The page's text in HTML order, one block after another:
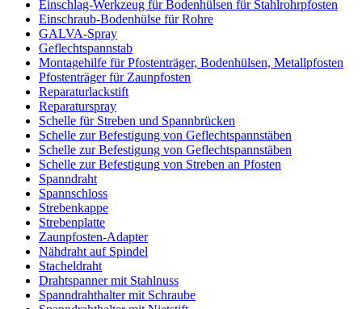
Einschlag-Werkzeug für Bodenhülsen für Stahlrohrpfosten
Einschraub-Bodenhülse für Rohre
GALVA-Spray
Geflechtspannstab
Montagehilfe für Pfostenträger, Bodenhülsen, Metallpfosten
Pfostenträger für Zaunpfosten
Reparaturlackstift
Reparaturspray
Schelle für Streben und Spannbrücken
Schelle zur Befestigung von Geflechtspannstäben
Schelle zur Befestigung von Geflechtspannstäben
Schelle zur Befestigung von Streben an Pfosten
Spanndraht
Spannschloss
Strebenkappe
Strebenplatte
Zaunpfosten-Adapter
Nähdraht auf Spindel
Stacheldraht
Drahtspanner mit Stahlnuss
Spanndrahthalter mit Schraube